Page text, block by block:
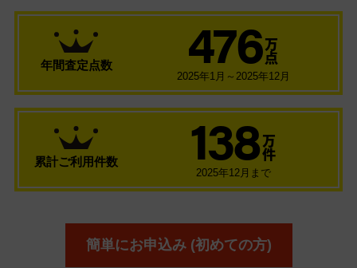
年間査定点数 476 万
点
2025年1月～2025年12月
累計ご利用件数 138 万
件
2025年12月まで
簡単にお申込み (初めての方)